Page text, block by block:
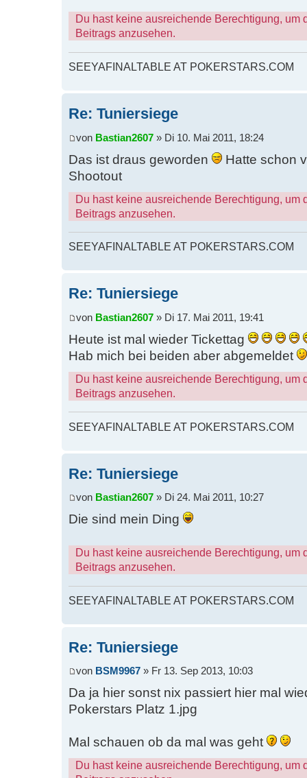
Du hast keine ausreichende Berechtigung, um
Beitrags anzusehen.
SEEYAFINALTABLE AT POKERSTARS.COM
Re: Tuniersiege
von Bastian2607 » Di 10. Mai 2011, 18:24
Das ist draus geworden
Hatte schon
Shootout
Du hast keine ausreichende Berechtigung, um
Beitrags anzusehen.
SEEYAFINALTABLE AT POKERSTARS.COM
Re: Tuniersiege
von Bastian2607 » Di 17. Mai 2011, 19:41
Heute ist mal wieder Tickettag
Hab mich bei beiden aber abgemeldet
Du hast keine ausreichende Berechtigung, um
Beitrags anzusehen.
SEEYAFINALTABLE AT POKERSTARS.COM
Re: Tuniersiege
von Bastian2607 » Di 24. Mai 2011, 10:27
Die sind mein Ding
Du hast keine ausreichende Berechtigung, um
Beitrags anzusehen.
SEEYAFINALTABLE AT POKERSTARS.COM
Re: Tuniersiege
von BSM9967 » Fr 13. Sep 2013, 10:03
Da ja hier sonst nix passiert hier mal
Pokerstars Platz 1.jpg
Mal schauen ob da mal was geht
Du hast keine ausreichende Berechtigung, um